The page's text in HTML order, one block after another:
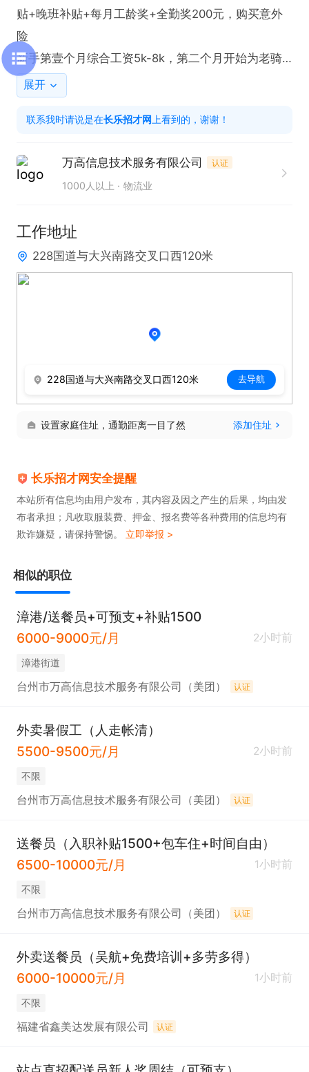
贴+晚班补贴+每月工龄奖+全勤奖200元，购买意外
险
新手第壹个月综合工资5k-8k，第二个月开始为老骑
手综合工资7K-15K
系统智能派单，新入职日均40-60单，到商家取餐
内。
车；租金可先用后付。入职当天即可上班。
②身体健康，可以办理健康证，无案底记录。
展开
联系我时请说是在长乐招才网 上看到的，谢谢！
万高信息技术服务有限公司 认证
1000人以上 物流业
工作地址
228国道与大兴南路交叉口西120米
228国道与大兴南路交叉口西120米 去导航
设置家庭住址，通勤距离一目了然 添加住址
长乐招才网安全提醒
本站所有信息均由用户发布，其内容及因之产生的后果，均由发
布者承担；凡收取服装费、押金、报名费等各种费用的信息均有
欺诈嫌疑，请保持警惕。 立即举报 >
相似的职位
漳港/送餐员+可预支+补贴1500
6000-9000元/月
2小时前
​漳港街道
台州市万高信息技术服务有限公司（美团） 认证
外卖暑假工（人走帐清）
5500-9500元/月
2小时前
不限
台州市万高信息技术服务有限公司（美团） 认证
送餐员（入职补贴1500+包车住+时间自由）
6500-10000元/月
1小时前
不限
台州市万高信息技术服务有限公司（美团） 认证
外卖送餐员（吴航+免费培训+多劳多得）
6000-10000元/月
1小时前
不限
福建省鑫美达发展有限公司 认证